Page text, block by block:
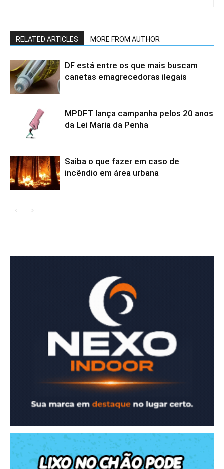
RELATED ARTICLES MORE FROM AUTHOR
DF está entre os que mais buscam
canetas emagrecedoras ilegais
MPDFT lança campanha pelos 20 anos
da Lei Maria da Penha
Saiba o que fazer em caso de
incêndio em área urbana